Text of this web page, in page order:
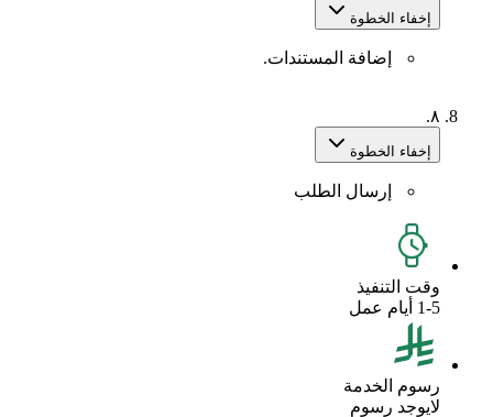
إخفاء الخطوة
إضافة المستندات.
٨.
إخفاء الخطوة
إرسال الطلب
وقت التنفيذ
1-5 أيام عمل
رسوم الخدمة
لايوجد رسوم